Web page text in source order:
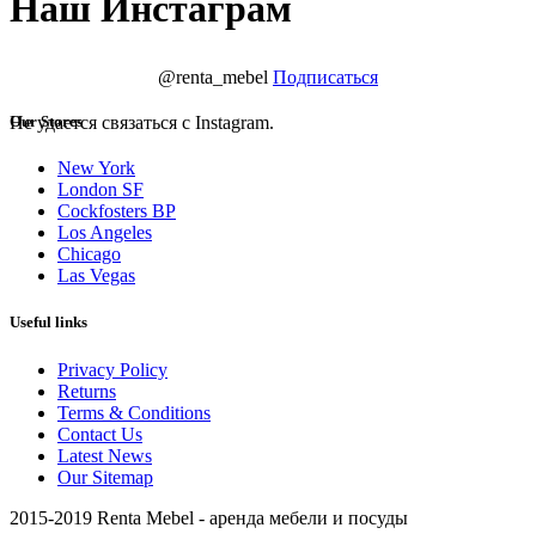
Наш Инстаграм
@renta_mebel Подписаться
Не удается связаться с Instagram.
Our Stores
New York
London SF
Cockfosters BP
Los Angeles
Chicago
Las Vegas
Useful links
Privacy Policy
Returns
Terms & Conditions
Contact Us
Latest News
Our Sitemap
2015-2019 Renta Mebel - аренда мебели и посуды